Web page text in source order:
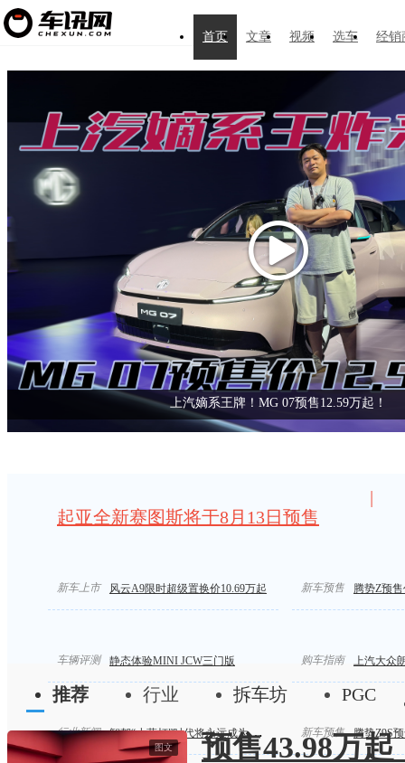
首页 文章 视频 选车 经销
纯电续航1100km，腾势Z9S预售价31.98万元
汽车标准化 严控汽车界“速成鸡” 限时价14.58万起/
起亚全新赛图斯将于8月13日预售
|
新车上市 风云A9限时超级置换价10.69万起 新车预售 腾势Z预
车辆评测 静态体验MINI JCW三门版 购车指南 上汽大众
行业新闻 智驾“小蓝灯”时代将永远成为历史 新车预售 腾势Z9S
推荐 行业 拆车坊 PGC
图文
预售43.98万